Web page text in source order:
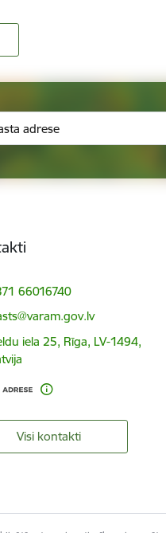
66016740
iela 25, Rīga, LV-1494,
Visi kontakti